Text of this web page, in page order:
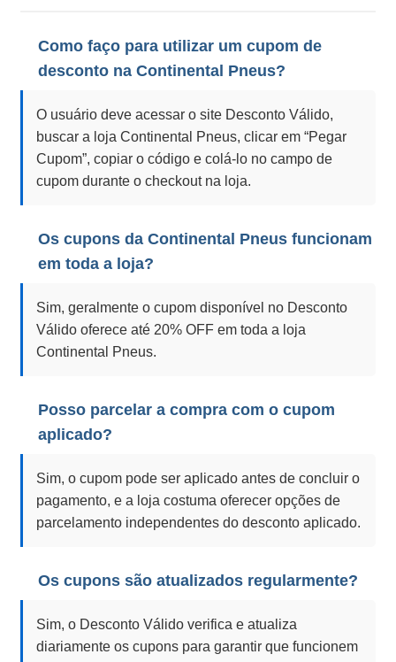
Como faço para utilizar um cupom de
desconto na Continental Pneus?
O usuário deve acessar o site Desconto Válido,
buscar a loja Continental Pneus, clicar em “Pegar
Cupom”, copiar o código e colá-lo no campo de
cupom durante o checkout na loja.
Os cupons da Continental Pneus funcionam
em toda a loja?
Sim, geralmente o cupom disponível no Desconto
Válido oferece até 20% OFF em toda a loja
Continental Pneus.
Posso parcelar a compra com o cupom
aplicado?
Sim, o cupom pode ser aplicado antes de concluir o
pagamento, e a loja costuma oferecer opções de
parcelamento independentes do desconto aplicado.
Os cupons são atualizados regularmente?
Sim, o Desconto Válido verifica e atualiza
diariamente os cupons para garantir que funcionem